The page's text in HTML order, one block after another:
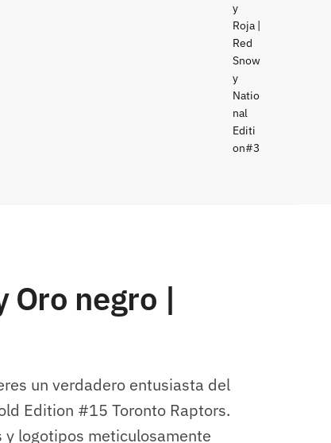
Oro negro |
un verdadero entusiasta del
Edition #15 Toronto Raptors.
logotipos meticulosamente